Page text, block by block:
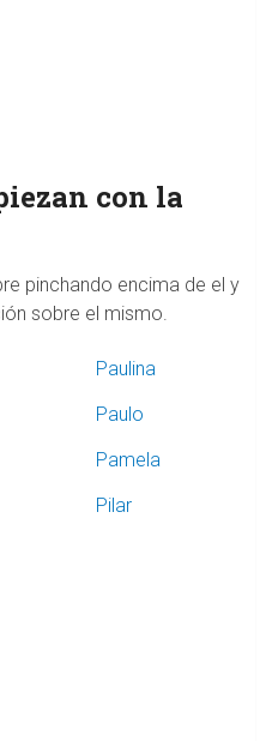
con la
pinchando encima de el y
sobre el mismo.
Paulina
Paulo
Pamela
Pilar